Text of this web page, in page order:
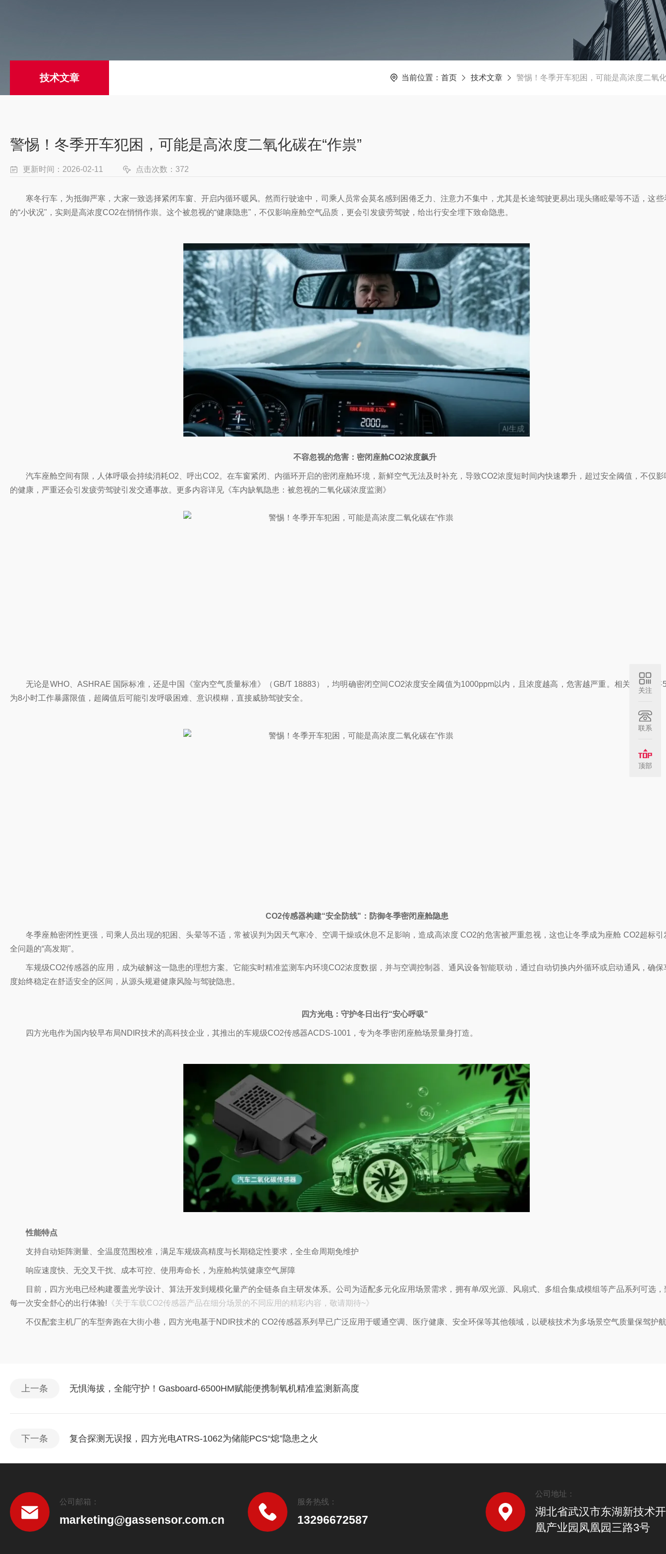
技术文章 当前位置： 首页 技术文章 警惕！冬季开车犯困，可能是高浓度二氧
警惕！冬季开车犯困，可能是高浓度二氧化碳在“作祟”
更新时间：2026-02-11 点击次数：372
寒冬行车，为抵御严寒，大家一致选择紧闭车窗、开启内循环暖风。然而行驶途中，司乘人员常会莫名感到困倦乏力、注意力不集中，尤其是长途驾驶更易出现头痛眩晕等不适，这些
的“小状况"，实则是高浓度CO2在悄悄作祟。这个被忽视的“健康隐患"，不仅影响座舱空气品质，更会引发疲劳驾驶，给出行安全埋下致命隐患。
不容忽视的危害：密闭座舱CO2浓度飙升
汽车座舱空间有限，人体呼吸会持续消耗O2、呼出CO2。在车窗紧闭、内循环开启的密闭座舱环境，新鲜空气无法及时补充，导致CO2浓度短时间内快速攀升，超过安全阈值，不仅
的健康，严重还会引发疲劳驾驶引发交通事故。更多内容详见《车内缺氧隐患：被忽视的二氧化碳浓度监测》
无论是WHO、ASHRAE 国际标准，还是中国《室内空气质量标准》（GB/T 18883），均明确密闭空间CO2浓度安全阈值为1000ppm以内，且浓度越高，危害越严重。相关机构更将
为8小时工作暴露限值，超阈值后可能引发呼吸困难、意识模糊，直接威胁驾驶安全。
CO2传感器构建“安全防线"：防御冬季密闭座舱隐患
冬季座舱密闭性更强，司乘人员出现的犯困、头晕等不适，常被误判为因天气寒冷、空调干燥或休息不足影响，造成高浓度 CO2的危害被严重忽视，这也让冬季成为座舱 CO2超标引
全问题的“高发期"。
车规级CO2传感器的应用，成为破解这一隐患的理想方案。它能实时精准监测车内环境CO2浓度数据，并与空调控制器、通风设备智能联动，通过自动切换内外循环或启动通风，确保
度始终稳定在舒适安全的区间，从源头规避健康风险与驾驶隐患。
四方光电：守护冬日出行“安心呼吸"
四方光电作为国内较早布局NDIR技术的高科技企业，其推出的车规级CO2传感器ACDS-1001，专为冬季密闭座舱场景量身打造。
性能特点
支持自动矩阵测量、全温度范围校准，满足车规级高精度与长期稳定性要求，全生命周期免维护
响应速度快、无交叉干扰、成本可控、使用寿命长，为座舱构筑健康空气屏障
目前，四方光电已经构建覆盖光学设计、算法开发到规模化量产的全链条自主研发体系。公司为适配多元化应用场景需求，拥有单/双光源、风扇式、多组合集成模组等产品系列可选
每一次安全舒心的出行体验! 《关于车载CO2传感器产品在细分场景的不同应用的精彩内容，敬请期待~》
不仅配套主机厂的车型奔跑在大街小巷，四方光电基于NDIR技术的 CO2传感器系列早已广泛应用于暖通空调、医疗健康、安全环保等其他领域，以硬核技术为多场景空气质量保驾护
上一条 无惧海拔，全能守护！Gasboard-6500HM赋能便携制氧机精准监测新高度
下一条 复合探测无误报，四方光电ATRS-1062为储能PCS“熄”隐患之火
公司邮箱：
marketing@gassensor.com.cn
服务热线：
13296672587
公司地址：
湖北省武汉市东湖新技术
凰产业园凤凰园三路3号
关注
联系
顶部